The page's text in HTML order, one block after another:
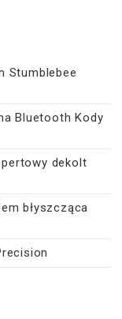
Stumblebee
Bluetooth Kody
dekolt
błyszcząca